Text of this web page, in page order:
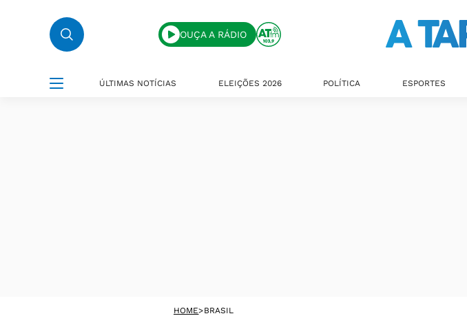
OUÇA A RÁDIO
ÚLTIMAS NOTÍCIAS ELEIÇÕES 2026 POLÍTICA ESPORTES
HOME>BRASIL